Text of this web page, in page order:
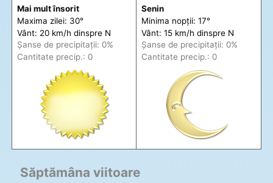
Mai mult însorit
Maxima zilei: 30°
Vânt: 20 km/h dinspre N
Șanse de precipitații: 0%
Cantitate precip.: 0
Senin
Minima nopții: 17°
Vânt: 15 km/h dinspre N
Șanse de precipitații: 0%
Cantitate precip.: 0
Săptămâna viitoare